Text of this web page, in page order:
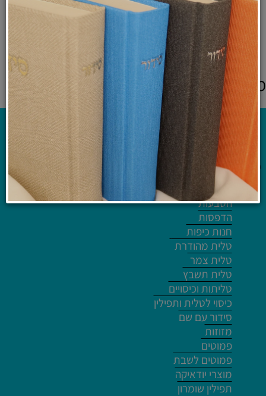
₪349
לרכישה ולפרטים נוספים
מוצרים אחרונים שנצפו
קטלוג
ריקמות
הטבעות
הדפסות
חנות כיפות
טלית מהודרת
טלית צמר
טלית תשבץ
טליתות וכיסויים
כיסוי לטלית ותפילין
סידור עם שם
מזוזות
פמוטים
פמוטים לשבת
מוצרי יודאיקה
תפילין שומרון
לחץ פעמיים לעריכת הטקסט
לחץ פעמיים לעריכת הטקסט